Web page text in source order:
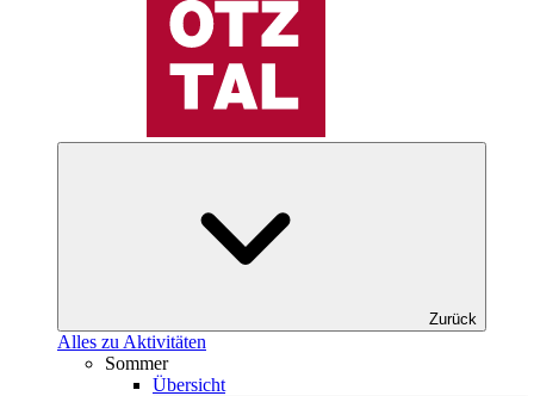
Zurück
Alles zu Aktivitäten
Sommer
Übersicht